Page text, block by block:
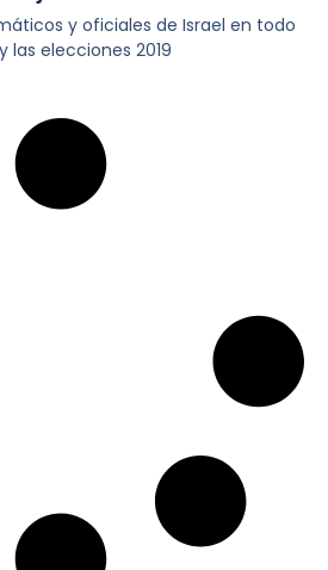
y oficiales de Israel en todo
las elecciones 2019